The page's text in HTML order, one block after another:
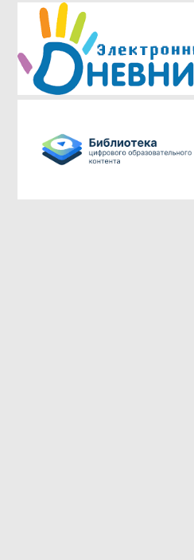
Даю согласие на
Продолжая использовать
и версия Браузера; тип
Браузер; какие страницы